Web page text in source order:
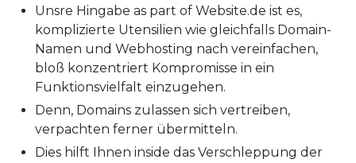
Unsre Hingabe as part of Website.de ist es,
komplizierte Utensilien wie gleichfalls Domain-
Namen und Webhosting nach vereinfachen,
bloß konzentriert Kompromisse in ein
Funktionsvielfalt einzugehen.
Denn, Domains zulassen sich vertreiben,
verpachten ferner übermitteln.
Dies hilft Ihnen inside das Verschleppung der